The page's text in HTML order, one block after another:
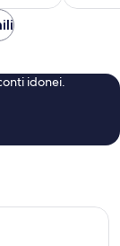
152 €
idonei.